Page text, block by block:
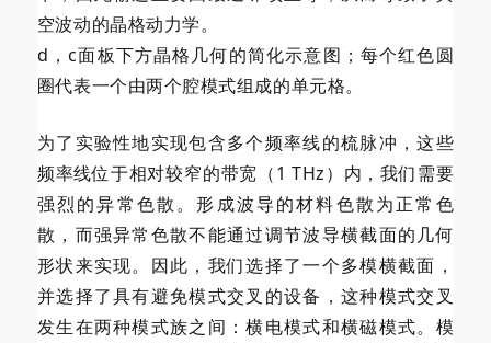
空波动的晶格动力学。
d，c面板下方晶格几何的简化示意图；每个红色圆
圈代表一个由两个腔模式组成的单元格。
为了实验性地实现包含多个频率线的梳脉冲，这些
频率线位于相对较窄的带宽（1 THz）内，我们需要
强烈的异常色散。形成波导的材料色散为正常色
散，而强异常色散不能通过调节波导横截面的几何
形状来实现。因此，我们选择了一个多模横截面，
并选择了具有避免模式交叉的设备，这种模式交叉
发生在两种模式族之间：横电模式和横磁模式。模